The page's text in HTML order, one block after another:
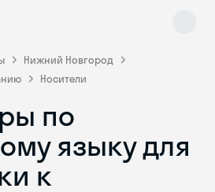
Нижний Новгород
Носители
по
языку для
к